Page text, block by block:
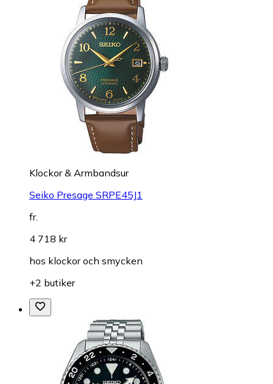
Klockor & Armbandsur
Seiko Presage SRPE45J1
fr.
4 718 kr
hos klockor och smycken
+2 butiker